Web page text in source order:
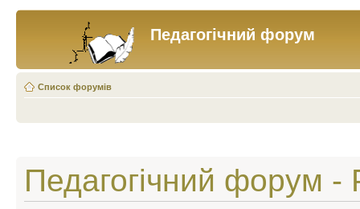
Педагогічний форум
Список форумів
Педагогічний форум -